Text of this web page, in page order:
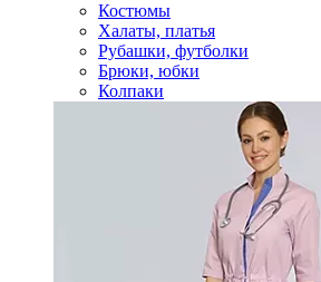
Костюмы
Халаты, платья
Рубашки, футболки
Брюки, юбки
Колпаки